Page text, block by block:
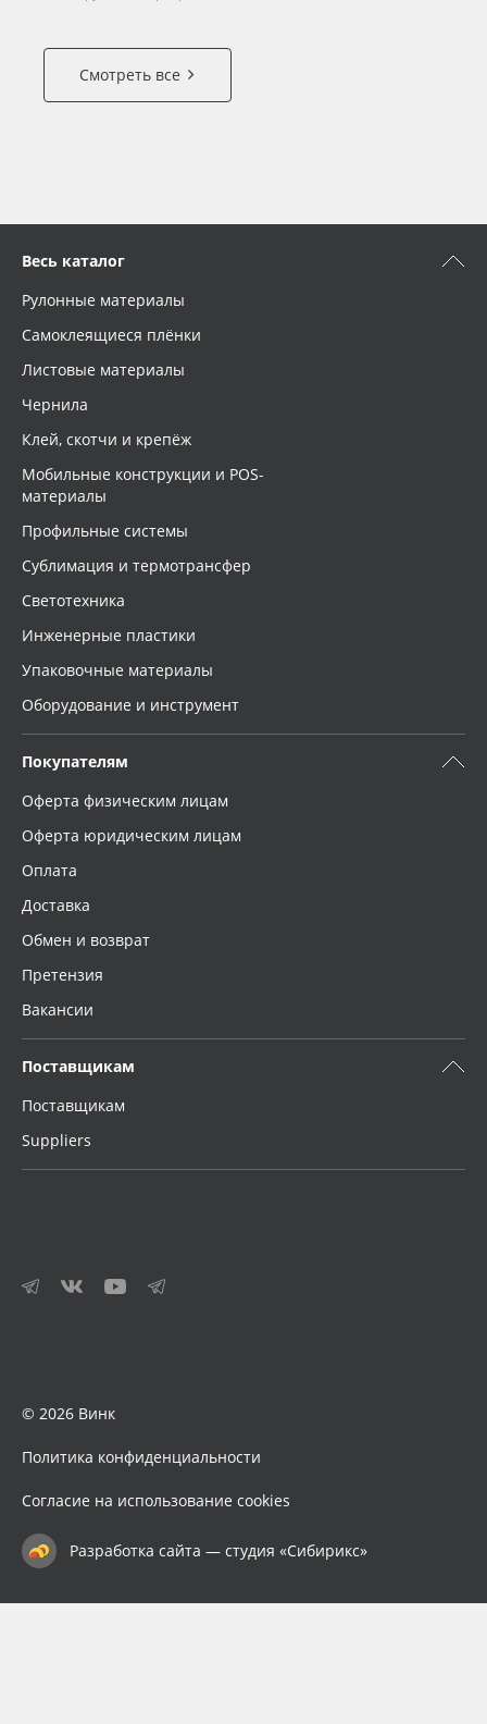
Смотреть все
Весь каталог
Рулонные материалы
Самоклеящиеся плёнки
Листовые материалы
Чернила
Клей, скотчи и крепёж
Мобильные конструкции и POS-
материалы
Профильные системы
Сублимация и термотрансфер
Светотехника
Инженерные пластики
Упаковочные материалы
Оборудование и инструмент
Покупателям
Оферта физическим лицам
Оферта юридическим лицам
Оплата
Доставка
Обмен и возврат
Претензия
Вакансии
Поставщикам
Поставщикам
Suppliers
© 2026 Винк
Политика конфиденциальности
Согласие на использование cookies
Разработка сайта — студия «Сибирикс»